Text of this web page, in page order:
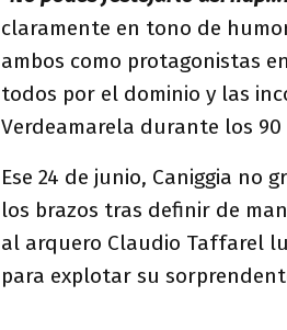
claramente en tono de
ambos como protagonistas
todos por el dominio y las
Verdeamarela durante los
Ese 24 de junio, Caniggia
los brazos tras definir de
al arquero Claudio Taffarel
para explotar su